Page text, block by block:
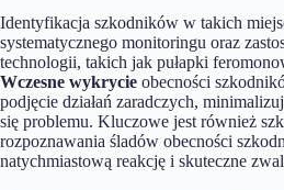
Identyfikacja szkodników w takich
systematycznego monitoringu oraz
technologii, takich jak pułapki
Wczesne wykrycie obecności
podjęcie działań zaradczych,
się problemu. Kluczowe jest również
rozpoznawania śladów obecności
natychmiastową reakcję i skuteczne